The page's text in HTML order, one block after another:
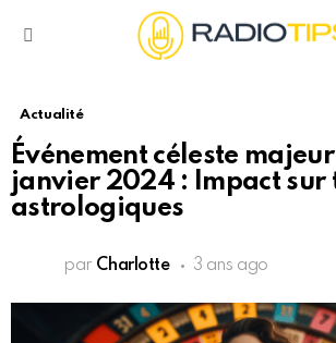
Actualité
Événement céleste
janvier 2024 : Impact sur
astrologiques
par Charlotte 3 ans ago